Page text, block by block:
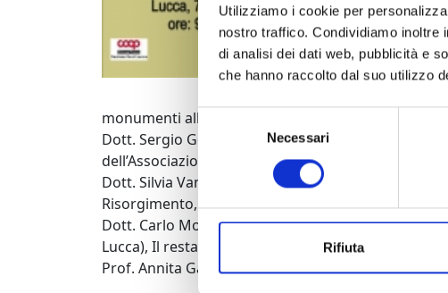
Utilizziamo i cookie per
nostro traffico. Condividiamo
di analisi dei dati web, pubblicità e
che hanno raccolto dal suo utilizzo
Selezione
Necessari
Rifiuta
Interventi:
Dott. Matteo
apologia,
nazionale.
monumenti all’Eroe dei Due Mondi a Pisa,
Dott. Sergio Goretti (direttore di ‘Camicia Rossa’),
dell’Associazione Nazionale Veterani e Reduci
Dott. Silvia Vannucci, Memorie patrie nella città
Risorgimento, per un museo capace di raccontare
Dott. Carlo Mori, (Lab. Restauro del libro e del
Lucca), Il restauro delle carte dell’Eroe.
Prof. Annita Garibaldi Jallet: L’esperienza del